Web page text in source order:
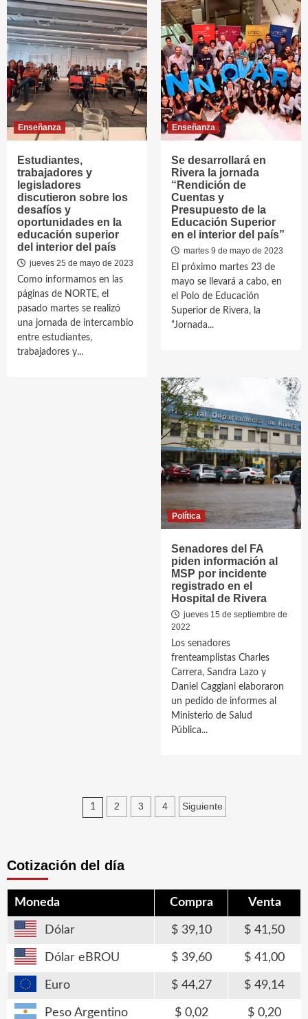
Enseñanza
Estudiantes,
trabajadores y
legisladores
discutieron sobre los
desafíos y
oportunidades en la
educación superior
del interior del país
jueves 25 de mayo de 2023
Como informamos en las
páginas de NORTE, el
pasado martes se realizó
una jornada de intercambio
entre estudiantes,
trabajadores y...
Enseñanza
Se desarrollará en
Rivera la jornada
“Rendición de
Cuentas y
Presupuesto de la
Educación Superior
en el interior del país”
martes 9 de mayo de 2023
El próximo martes 23 de
mayo se llevará a cabo, en
el Polo de Educación
Superior de Rivera, la
“Jornada...
Política
Senadores del FA
piden información al
MSP por incidente
registrado en el
Hospital de Rivera
jueves 15 de septiembre de
2022
Los senadores
frenteamplistas Charles
Carrera, Sandra Lazo y
Daniel Caggiani elaboraron
un pedido de informes al
Ministerio de Salud
Pública...
Paginación
1 2 3 4 Siguiente
Cotización del día
Moneda Compra Venta
Dólar 39,10 41,50
Dólar eBROU 39,60 41,00
Euro 44,27 49,14
Peso Argentino 0,02 0,20